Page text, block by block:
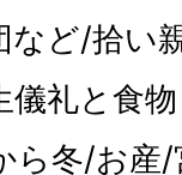
/拾い親
礼と食物
/お産/